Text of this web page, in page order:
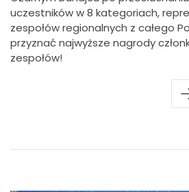
uczestników w 8 kategoriach,
zespołów regionalnych z całego
przyznać najwyższe nagrody
zespołów!